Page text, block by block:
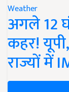
Weather
अगले 12
कहर!
राज्यों में